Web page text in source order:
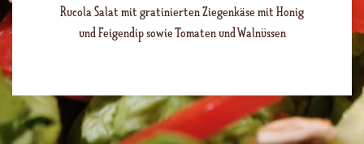
Rucola Salat mit gratinierten Ziegenkäse mit Honig
und Feigendip sowie Tomaten und Walnüssen